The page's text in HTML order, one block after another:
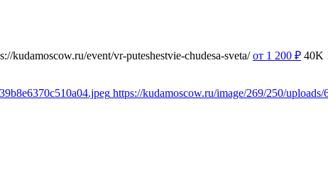
kudamoscow.ru/event/vr-puteshestvie-chudesa-sveta/ от 1 200 ₽ 40K
https://kudamoscow.ru/image/269/250/